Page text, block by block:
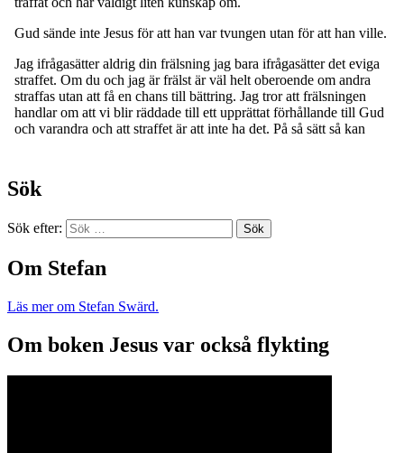
Sök
Sök efter:
Om Stefan
Läs mer om Stefan Swärd.
Om boken Jesus var också flykting